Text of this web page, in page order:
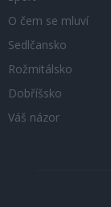
O čem se mluví
Sedlčansko
Rožmitálsko
Dobříšsko
Váš názor